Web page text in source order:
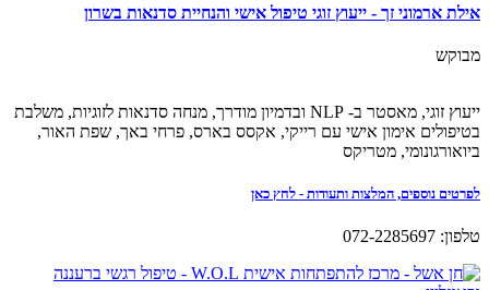
אילת ארמוני זך - ייעוץ זוגי טיפול אישי והנחיית סדנאות בשרון
מבוקש
ייעוץ זוגי, מאסטר ב- NLP ובדמיון מודרך, מנחה סדנאות לזוגיות, משלבת
בטיפולים אימון אישי עם רייקי, אקסס בארס, פרחי באך, שפת האור,
ביואורגונומי, מטריקס
לפרטים נוספים, המלצות ותעודות - לחץ כאן
טלפון: 072-2285697